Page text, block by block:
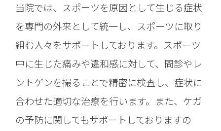
当院では、スポーツを原因として生じる症状
を専門の外来として統一し、スポーツに取り
組む人々をサポートしております。スポーツ
中に生じた痛みや違和感に対して、問診やレ
ントゲンを撮ることで精密に検査し、症状に
合わせた適切な治療を行います。また、ケガ
の予防に関してもサポートしておりますの